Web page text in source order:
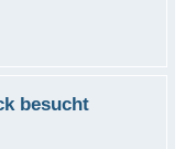
besucht